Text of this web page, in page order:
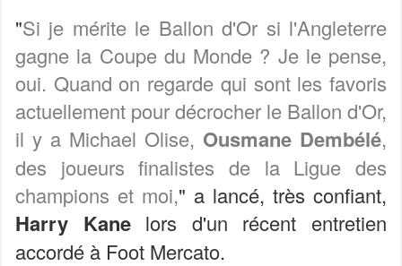
"Si je mérite le Ballon d'Or si l'Angleterre
gagne la Coupe du Monde ? Je le pense,
oui. Quand on regarde qui sont les favoris
actuellement pour décrocher le Ballon d'Or,
il y a Michael Olise, Ousmane Dembélé,
des joueurs finalistes de la Ligue des
champions et moi," a lancé, très confiant,
Harry Kanelors d'un récent entretien
accordé à Foot Mercato.